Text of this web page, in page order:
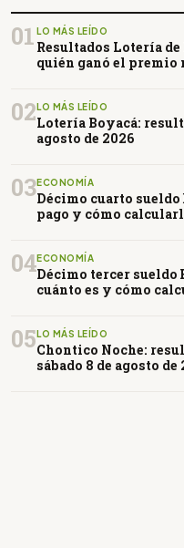
01 LO MÁS LEÍDO
Resultados Lotería
quién ganó el premio
02LO MÁS LEÍDO
Lotería Boyacá:
agosto de 2026
03ECONOMÍA
Décimo cuarto sueldo
pago y cómo
04ECONOMÍA
Décimo tercer sueldo
cuánto es y cómo
05LO MÁS LEÍDO
Chontico Noche:
sábado 8 de agosto de